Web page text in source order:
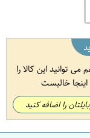
توانید این کالا را
اینجا خالیست
را اضافه کنید